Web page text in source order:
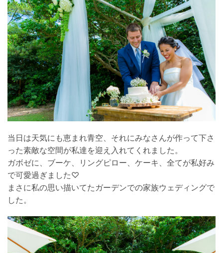
当日は天気にも恵まれ青空、それにみなさんが作って下さ
った素敵な空間が私達を迎え入れてくれました。
ガボゼに、ブーケ、リングピロー、ケーキ、全てが私好み
で可愛過ぎました♡
まさに私の思い描いてたガーデンでの家族ウェディングで
した。